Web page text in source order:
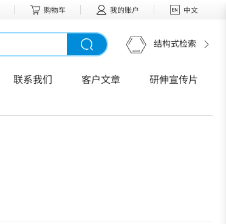
购物车 我的账户 中文
结构式检索
联系我们 客户文章 研伸宣传片